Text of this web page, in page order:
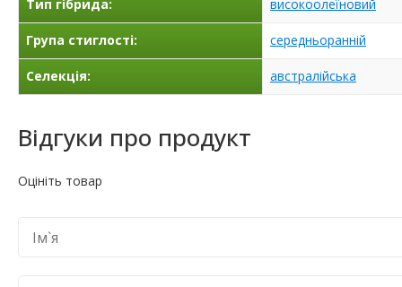
Тип гібрида: високоолеїновий
Група стиглості: середньоранній
Селекція: австралійська
Відгуки про продукт
Оцініть товар